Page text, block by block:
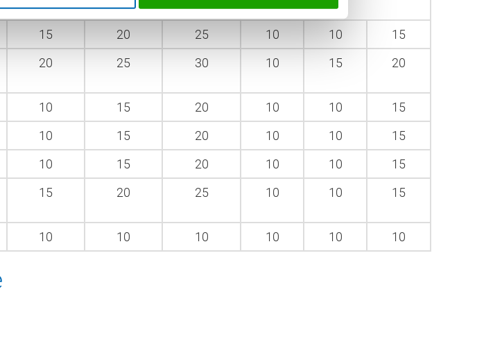
15 20 25 10 10
15
20 25 30 10 15 20
10 15 20 10 10
15
10 15 20 10 10
15
10 15 20 10 10
15
15 20 25 10 10 15
10 10 10 10 10 10